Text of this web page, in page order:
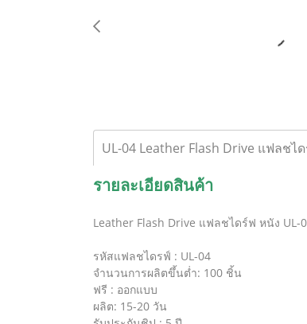
UL-04 Leather Flash Drive แฟลชไ
รายละเอียดสินค้า
Leather Flash Drive แฟลชไดร์ฟ หนัง UL-
รหัสแฟลชไดรฟ์ : UL-04
จำนวนการผลิตขึ้นต่ำ: 100 ชิ้น
ฟรี : ออกแบบ
ผลิต: 15-20 วัน